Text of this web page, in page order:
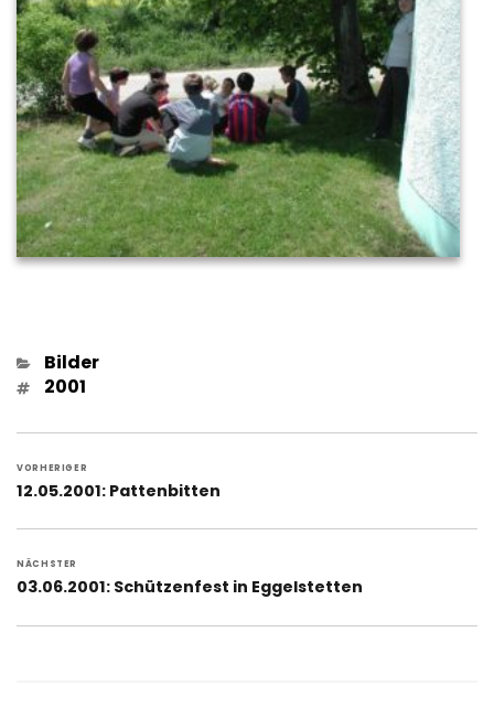
Kategorien
Bilder
Schlagwörter
2001
VORHERIGER
Vorheriger
12.05.2001: Pattenbitten
NÄCHSTER
Nächster
03.06.2001: Schützenfest in Eggelstetten